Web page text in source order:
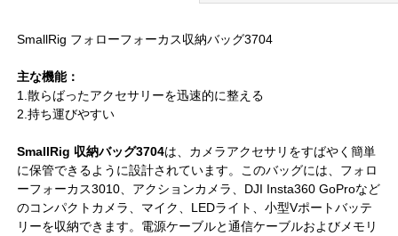
SmallRig フォローフォーカス収納バッグ3704
主な機能：
1.散らばったアクセサリーを迅速的に整える
2.持ち運びやすい
SmallRig 収納バッグ3704は、カメラアクセサリをすばやく簡単
に保管できるように設計されています。このバッグには、フォロ
ーフォーカス3010、アクションカメラ、DJI Insta360 GoProなど
のコンパクトカメラ、マイク、LEDライト、小型Vポートバッテ
リーを収納できます。電源ケーブルと通信ケーブルおよびメモリ